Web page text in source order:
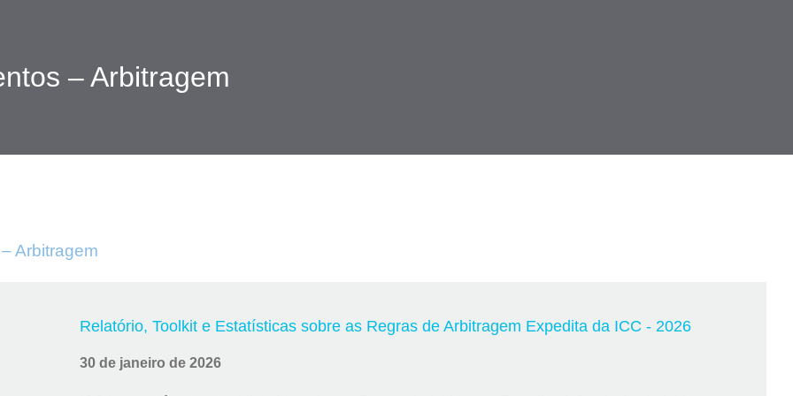
– Arbitragem
Arbitragem
Relatório, Toolkit e Estatísticas sobre as Regras de Arbitragem Expedita da ICC - 2026
30 de janeiro de 2026